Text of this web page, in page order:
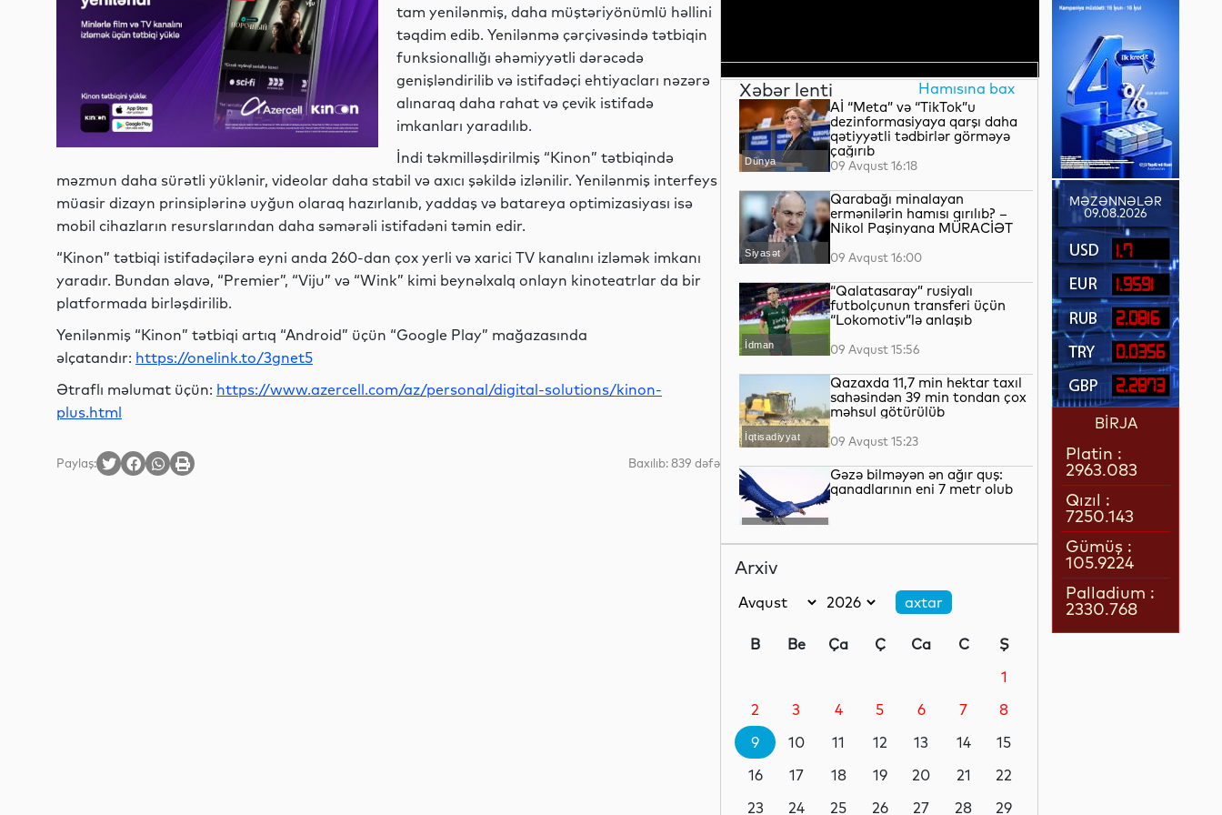
tam yenilənmiş, daha müştəriyönümlü həllini
təqdim edib. Yenilənmə çərçivəsində tətbiqin
funksionallığı əhəmiyyətli dərəcədə
genişləndirilib və istifadəçi ehtiyacları nəzərə
alınaraq daha rahat və çevik istifadə
imkanları yaradılıb.
İndi təkmilləşdirilmiş “Kinon” tətbiqində
məzmun daha sürətli yüklənir, videolar daha stabil və axıcı şəkildə izlənilir. Yenilənmiş interfeys
müasir dizayn prinsiplərinə uyğun olaraq hazırlanıb, yaddaş və batareya optimizasiyası isə
mobil cihazların resurslarından daha səmərəli istifadəni təmin edir.
“Kinon” tətbiqi istifadəçilərə eyni anda 260-dan çox yerli və xarici TV kanalını izləmək imkanı
yaradır. Bundan əlavə, “Premier”, “Viju” və “Wink” kimi beynəlxalq onlayn kinoteatrlar da bir
platformada birləşdirilib.
Yenilənmiş “Kinon” tətbiqi artıq “Android” üçün “Google Play” mağazasında
əlçatandır: https://onelink.to/3gnet5
Ətraflı məlumat üçün: https://www.azercell.com/az/personal/digital-solutions/kinon-
plus.html
Paylaş: Baxılıb: 839 dəfə
Xəbər lenti Hamısına bax
Dünya
Aİ “Meta” və “TikTok”u
dezinformasiyaya qarşı daha
qətiyyətli tədbirlər görməyə
çağırıb
09 Avqust 16:18
Siyasət
Qarabağı minalayan
ermənilərin hamısı qırılıb? –
Nikol Paşinyana MÜRACİƏT
09 Avqust 16:00
İdman
“Qalatasaray” rusiyalı
futbolçunun transferi üçün
“Lokomotiv”lə anlaşıb
09 Avqust 15:56
İqtisadiyyat
Qazaxda 11,7 min hektar taxıl
sahəsindən 39 min tondan çox
məhsul götürülüb
09 Avqust 15:23
Maraqlı
Gəzə bilməyən ən ağır quş:
qanadlarının eni 7 metr olub
Dünya
silahlarını Ukraynaya verə bilər
09 Avqust 13:42
Maraqlı
Ürək sağlamlığı üçün həftədə
edər?
09 Avqust 13:16
Arxiv
B Be Ça Ç Ca C
Ş
1
2
3 4 5 6 7
8
9
10 11 12 13 14
15
16
17 18 19 20 21
22
23
24 25 26 27 28
29
MƏZƏNNƏLƏR
09.08.2026
1.7
1.9591
2.0816
0.0356
2.2873
BİRJA
Platin :
2963.083
Qızıl :
7250.143
Gümüş :
105.9224
Palladium :
2330.768